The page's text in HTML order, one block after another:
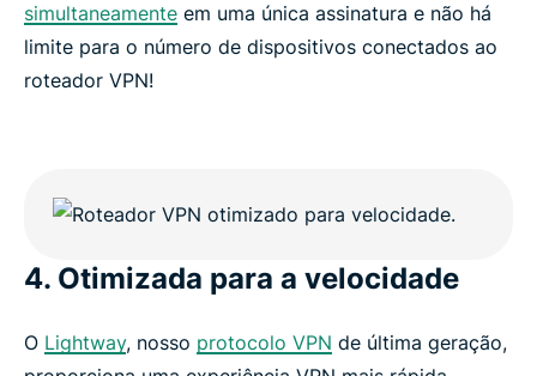
simultaneamente em uma única assinatura e não há
limite para o número de dispositivos conectados ao
roteador VPN!
4. Otimizada para a velocidade
O Lightway, nosso protocolo VPN de última geração,